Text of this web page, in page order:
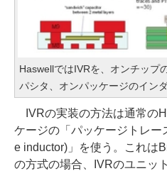
HaswellではIVRを、オンチップ
パシタ、オンパッケージのイン
IVRの実装の方法は通常の
ケージの「パッケージトレー
e inductor)」を使う。これは
の方式の場合、IVRのユニッ